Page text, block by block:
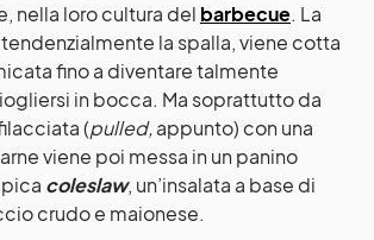
nella loro cultura del barbecue. La
la spalla, viene cotta
fino a diventare talmente
in bocca. Ma soprattutto da
(pulled,appunto) con una
viene poi messa in un panino
coleslaw, un’insalata a base di
crudo e maionese.